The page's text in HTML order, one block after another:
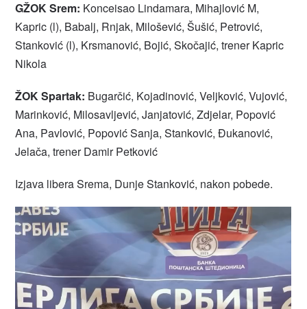
GŽOK Srem: Konceisao Lindamara, Mihajlović M,
Kapric (l), Babalj, Rnjak, Milošević, Šušić, Petrović,
Stanković (l), Krsmanović, Bojić, Skočajić, trener Kapric
Nikola
ŽOK Spartak: Bugarčić, Kojadinović, Veljković, Vujović,
Marinković, Milosavljević, Janjatović, Zdjelar, Popović
Ana, Pavlović, Popović Sanja, Stanković, Đukanović,
Jelača, trener Damir Petković
Izjava libera Srema, Dunje Stanković, nakon pobede.